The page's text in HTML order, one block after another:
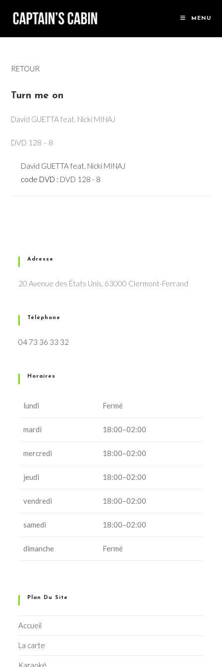
MENU
RETOUR
Turn me on
David GUETTA feat. Nicki MINAJ
DVD 128 – 8
David GUETTA feat. Nicki MINAJ
code DVD : DVD 128 - 8
Adresse
20 Avenue des États Unis, 63000 Clermont-Ferrand
Téléphone
04 73 36 33 32
Horaires
lundi Fermé
mardi 18:00–02:00
mercredi 18:00–02:00
jeudi 18:00–02:00
vendredi 18:00–02:00
samedi 18:00–02:00
dimanche Fermé
Plan Du Site
Accueil
La carte
Karaoké